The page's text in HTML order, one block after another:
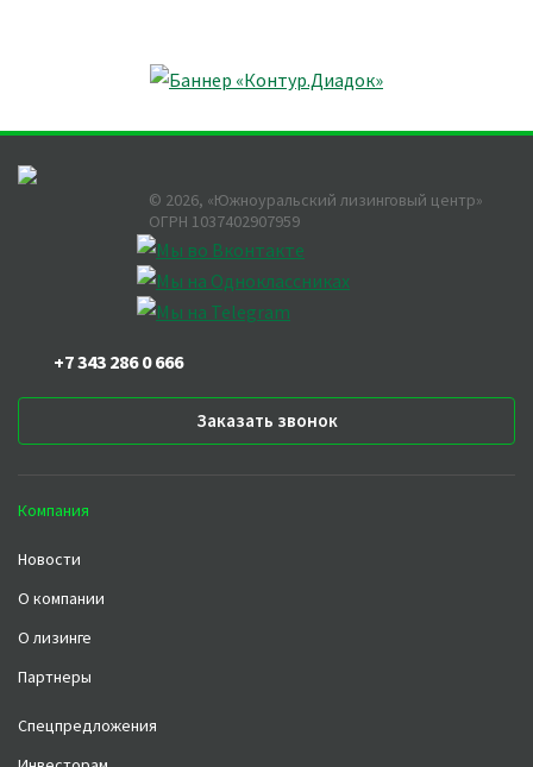
© 2026, «Южноуральский лизинговый центр»
ОГРН 1037402907959
+7 343 286 0 666
Заказать звонок
Компания
Новости
О компании
О лизинге
Партнеры
Спецпредложения